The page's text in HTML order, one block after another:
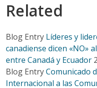
Related
Blog Entry Líderes y
canadiense dicen «NO»
entre Canadá y Ecuador
Blog EntryComunicado
Internacional a las